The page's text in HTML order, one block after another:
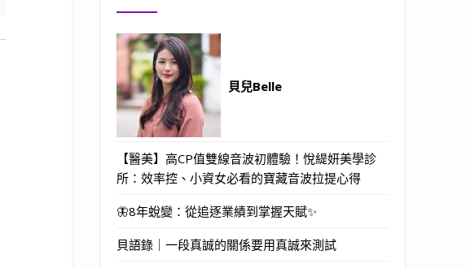
貝兒Belle
【醫美】高CP值雙線音波初體驗！悅緹妍美學診
所：效率控、小資女必看的寶藏音波拉提心得
🦋8年蛻變：從追逐業績到掌握天賦✨
貝語錄｜一段真誠的關係要用真誠來測試